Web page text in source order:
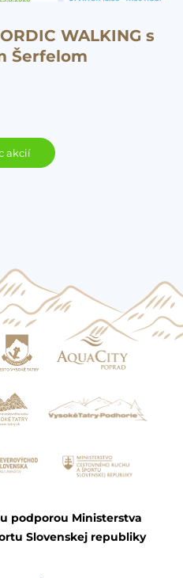
WALKING s
Šerfelom
akcií
podporou Ministerstva
Slovenskej republiky